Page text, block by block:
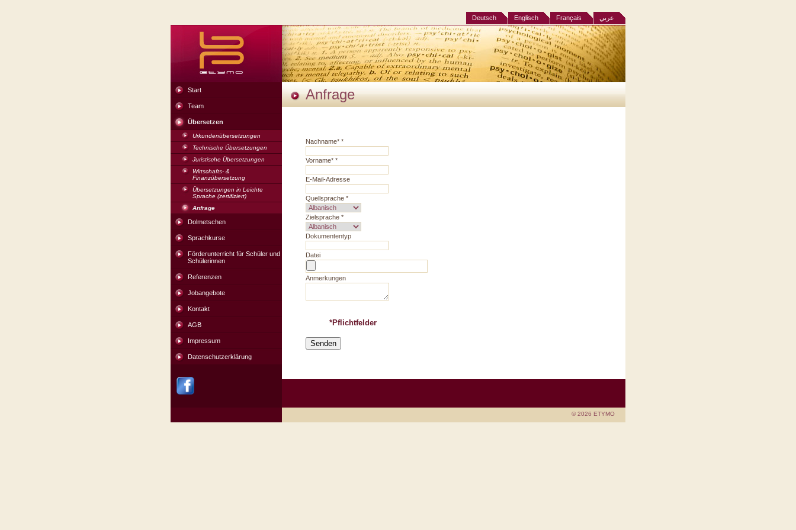
Deutsch Englisch Français عربي
Start
Team
Übersetzen
Urkundenübersetzungen
Technische Übersetzungen
Juristische Übersetzungen
Wirtschafts- &
Finanzübersetzung
Übersetzungen in Leichte
Sprache (zertifiziert)
Anfrage
Dolmetschen
Sprachkurse
Förderunterricht für Schüler und
Schülerinnen
Referenzen
Jobangebote
Kontakt
AGB
Impressum
Datenschutzerklärung
Anfrage
Nachname* *
Vorname* *
E-Mail-Adresse
Quellsprache *
Zielsprache *
Dokumententyp
Datei
Anmerkungen
*Pflichtfelder
Senden
© 2026 ETYMO